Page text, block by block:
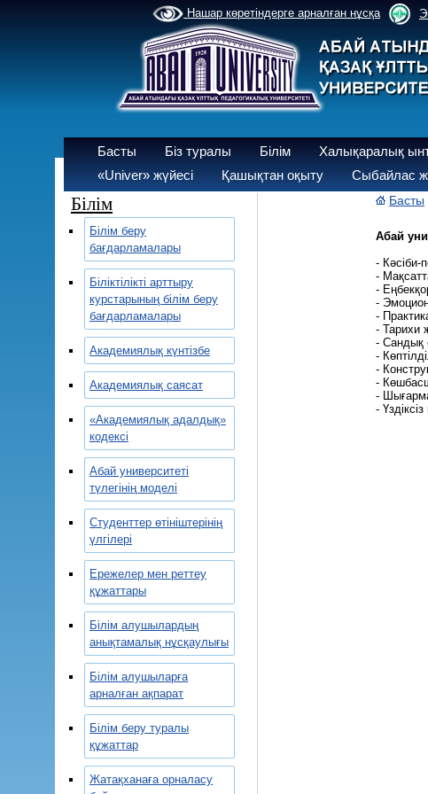
Нашар көретіндерге арналған нұсқа
Басты Біз туралы Білім Халықаралық
«Univer» жүйесі
Қашықтан оқыту Сыбайлас
Білім
Білім беру
бағдарламалары
Біліктілікті арттыру
курстарының білім беру
бағдарламалары
Академиялық күнтізбе
Академиялық саясат
«Академиялық адалдық»
кодексі
Абай университеті
түлегінің моделі
Студенттер өтініштерінің
үлгілері
Ережелер мен реттеу
құжаттары
Білім алушылардың
анықтамалық нұсқаулығы
Білім алушыларға
арналған ақпарат
Білім беру туралы
құжаттар
Жатақханаға орналасу
Басты
Абай
- Кәсіби-
-
-
-
-
- Тарихи
- Сандық
-
-
-
-
-